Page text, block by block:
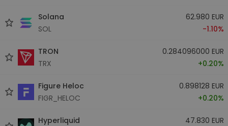
Solana
SOL
62.980 EUR
-1.10%
TRON
TRX
0.284096000 EUR
+0.20%
Figure Heloc
FIGR_HELOC
0.898128 EUR
+0.20%
Hyperliquid
47.830 EUR